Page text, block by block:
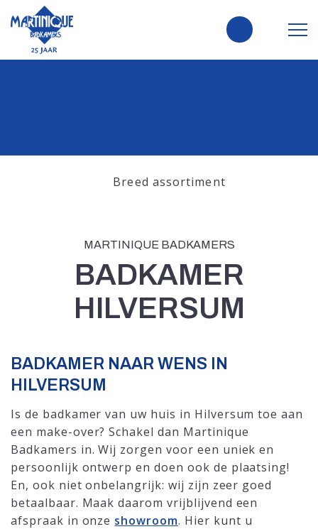
Breed assortiment
MARTINIQUE BADKAMERS
BADKAMER
HILVERSUM
BADKAMER NAAR WENS IN
HILVERSUM
Is de badkamer van uw huis in Hilversum toe aan
een make-over? Schakel dan Martinique
Badkamers in. Wij zorgen voor een uniek en
persoonlijk ontwerp en doen ook de plaatsing!
En, ook niet onbelangrijk: wij zijn zeer goed
betaalbaar. Maak daarom vrijblijvend een
afspraak in onze showroom. Hier kunt u